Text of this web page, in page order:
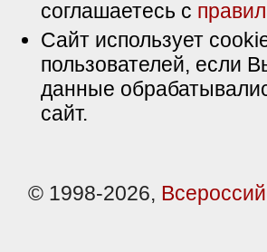
соглашаетесь с
Сайт использует
пользователей, если
данные
сайт.
© 1998-2026,